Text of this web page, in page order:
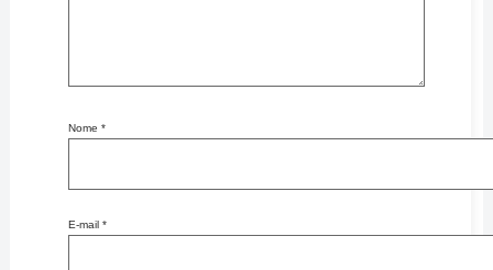
Nome *
E-mail *